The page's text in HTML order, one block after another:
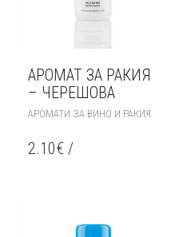
АРОМАТ ЗА РАКИЯ
– ЧЕРЕШОВА
АРОМАТИ ЗА ВИНО И РАКИЯ
2.10€ /